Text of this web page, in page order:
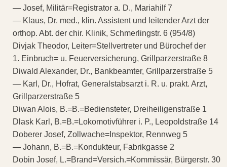
— Josef, Militär=Registrator a. D., Mariahilf 7
— Klaus, Dr. med., klin. Assistent und leitender Arzt der
orthop. Abt. der chir. Klinik, Schmerlingstr. 6 (954/8)
Divjak Theodor, Leiter=Stellvertreter und Bürochef der
1. Einbruch= u. Feuerversicherung, Grillparzerstraße 8
Diwald Alexander, Dr., Bankbeamter, Grillparzerstraße 5
— Karl, Dr., Hofrat, Generalstabsarzt i. R. u. prakt. Arzt,
Grillparzerstraße 5
Diwan Alois, B.=B.=Bediensteter, Dreiheiligenstraße 1
Dlask Karl, B.=B.=Lokomotivführer i. P., Leopoldstraße 14
Doberer Josef, Zollwache=Inspektor, Rennweg 5
— Johann, B.=B.=Kondukteur, Fabrikgasse 2
Dobin Josef, L.=Brand=Versich.=Kommissär, Bürgerstr. 30